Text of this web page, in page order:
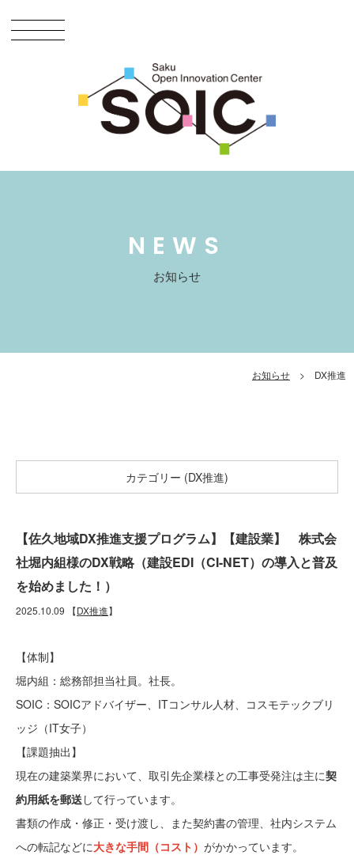
NEWS
お知らせ
お知らせ > DX推進
カテゴリー (DX推進)
【佐久地域DX推進支援プログラム】【建設業】 株式会
社堀内組様のDX戦略（建設EDI（CI-NET）の導入と普及
を始めました！）
2025.10.09 【DX推進】
【体制】
堀内組：総務部担当社員。社長。
SOIC：SOICアドバイザー、ITコンサル人材、コスモテックブリ
ッジ（IT女子）
【課題抽出】
現在の建築業界において、取引先企業様との工事受発注は主に契
約用紙を郵送して行っています。
書類の作成・修正・受け渡し、また契約書の管理、社内システム
への転記などに大きな手間（コスト） がかかっています。